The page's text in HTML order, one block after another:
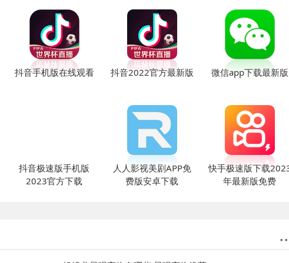
抖音手机版在线观看 抖音2022官方最新版 微信app下载最新版
抖音极速版手机版
2023官方下载
人人影视美剧APP免
费版安卓下载
快手极速版下载
年最新版免费